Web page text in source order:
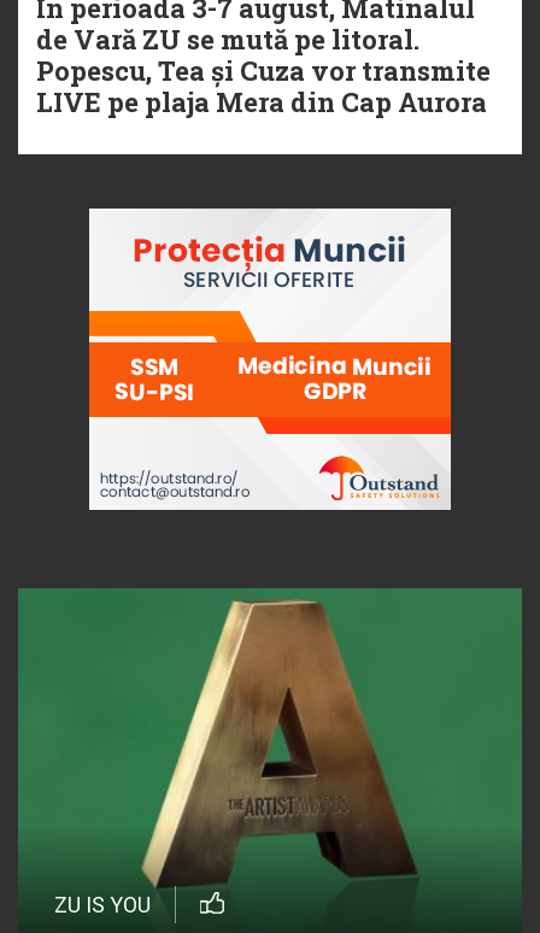
În perioada 3-7 august, Matinalul
de Vară ZU se mută pe litoral.
Popescu, Tea și Cuza vor transmite
LIVE pe plaja Mera din Cap Aurora
ZU IS YOU